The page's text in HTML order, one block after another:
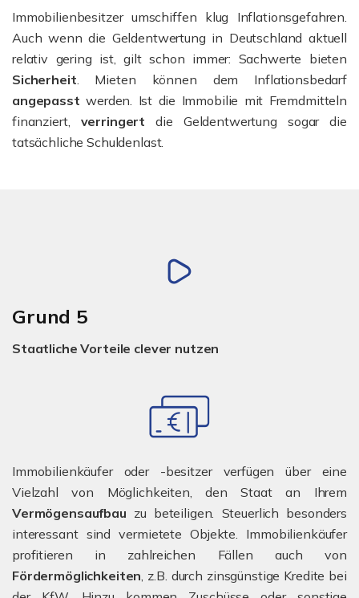
Immobilienbesitzer umschiffen klug Inflationsgefahren.
Auch wenn die Geldentwertung in Deutschland aktuell
relativ gering ist, gilt schon immer: Sachwerte bieten
Sicherheit. Mieten können dem Inflationsbedarf
angepasstwerden. Ist die Immobilie mit Fremdmitteln
finanziert, verringertdie Geldentwertung sogar die
tatsächliche Schuldenlast.
Grund 5
Staatliche Vorteile clever nutzen
Immobilienkäufer oder -besitzer verfügen über eine
Vielzahl von Möglichkeiten, den Staat an Ihrem
Vermögensaufbau zu beteiligen. Steuerlich besonders
interessant sind vermietete Objekte. Immobilienkäufer
profitieren in zahlreichen Fällen auch von
Fördermöglichkeiten, z.B. durch zinsgünstige Kredite bei